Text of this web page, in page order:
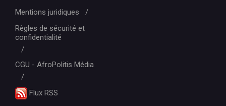
Mentions juridiques
Règles de sécurité et
confidentialité
CGU - AfroPolitis Média
Flux RSS